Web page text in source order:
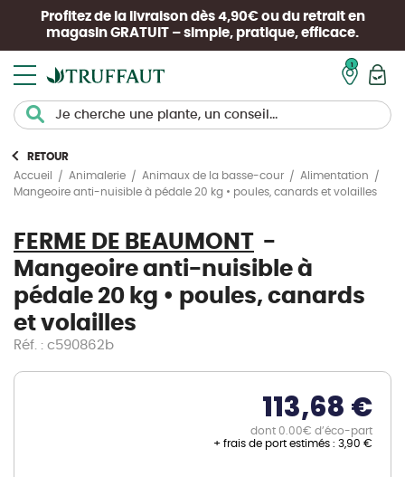
Profitez de la livraison dès 4,90€ ou du retrait en
magasin GRATUIT – simple, pratique, efficace.
RETOUR
Accueil
Animalerie Animaux de la basse-cour
Alimentation
Mangeoire anti-nuisible à pédale 20 kg • poules, canards et volailles
FERME DE BEAUMONT
Mangeoire anti-nuisible à
pédale 20 kg • poules, canards
et volailles
Réf. : c590862b
113,68 €
dont 0.00€ d’éco-part
+ frais de port estimés : 3,90 €